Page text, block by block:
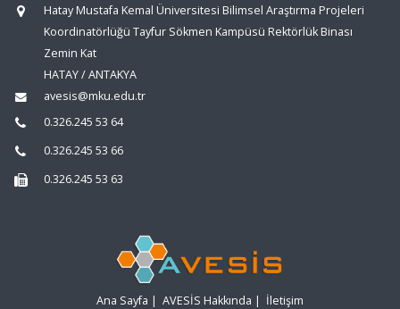
Hatay Mustafa Kemal Üniversitesi Bilimsel Araştırma Projeleri
Koordinatörlüğü Tayfur Sökmen Kampüsü Rektörlük Binası
Zemin Kat
HATAY / ANTAKYA
avesis@mku.edu.tr
0.326.245 53 64
0.326.245 53 66
0.326.245 53 63
Ana Sayfa | AVESİS Hakkında | İletişim